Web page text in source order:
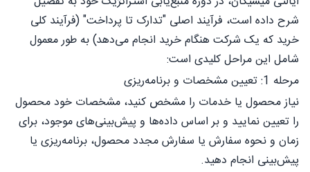
شرح داده است، فرآیند اصلی "تدارک تا پرداخت" (فرآیند کلی
خرید که یک شرکت هنگام خرید انجام می‌دهد) به طور معمول
شامل این مراحل کلیدی است:
مرحله 1: تعیین مشخصات و برنامه‌ریزی
نیاز محصول یا خدمات را مشخص کنید، مشخصات خود محصول
را تعیین نمایید و بر اساس داده‌ها و پیش‌بینی‌های موجود، برای
زمان و نحوه سفارش یا سفارش مجدد محصول، برنامه‌ریزی یا
پیش‌بینی انجام دهید.